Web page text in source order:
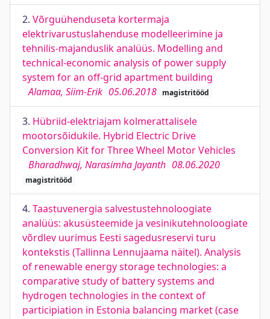
2. Võrguühenduseta kortermaja
elektrivarustuslahenduse modelleerimine ja
tehnilis-majanduslik analüüs. Modelling and
technical-economic analysis of power supply
system for an off-grid apartment building
Alamaa, Siim-Erik 05.06.2018 magistritööd
3. Hübriid-elektriajam kolmerattalisele
mootorsõidukile. Hybrid Electric Drive
Conversion Kit for Three Wheel Motor Vehicles
Bharadhwaj, Narasimha Jayanth 08.06.2020
magistritööd
4. Taastuvenergia salvestustehnoloogiate
analüüs: akusüsteemide ja vesinikutehnoloogiate
võrdlev uurimus Eesti sagedusreservi turu
kontekstis (Tallinna Lennujaama näitel). Analysis
of renewable energy storage technologies: a
comparative study of battery systems and
hydrogen technologies in the context of
participiation in Estonia balancing market (case